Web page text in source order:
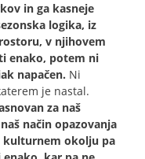
in ga kasneje
logika, iz
v njihovem
enako, potem ni
napačen. Ni
je nastal.
za naš
način opazovanja
kulturnem okolju pa